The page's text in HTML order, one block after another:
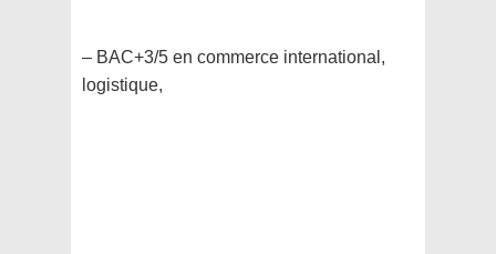
– BAC+3/5 en commerce international,
logistique,